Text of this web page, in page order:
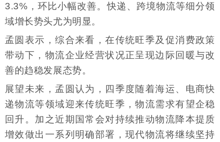
3.3%，环比小幅改善。快递、跨境物流等细分领
域增长势头尤为明显。
孟圆表示，综合来看，在传统旺季及促消费政策
带动下，物流企业经营状况正呈现边际回暖与改
善的趋稳发展态势。
展望未来，孟圆认为，四季度随着海运、电商快
递物流等领域迎来传统旺季，物流需求有望企稳
回升。加之近期国常会对持续推动物流降本提质
增效做出一系列明确部署，现代物流将继续坚持